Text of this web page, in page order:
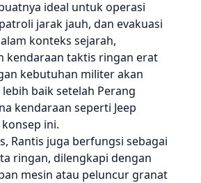
ideal untuk operasi
jarak jauh, dan evakuasi
konteks sejarah,
kendaraan taktis ringan erat
kebutuhan militer akan
baik setelah Perang
kendaraan seperti Jeep
ini.
Rantis juga berfungsi sebagai
ringan, dilengkapi dengan
mesin atau peluncur granat